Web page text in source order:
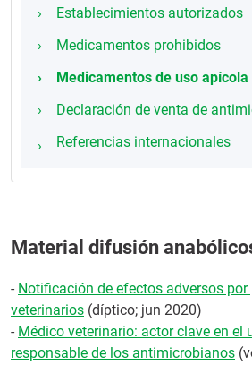
Establecimientos autorizados
Medicamentos prohibidos
Medicamentos de uso apícola
Declaración de venta de
Referencias internacionales
Material difusión
- Notificación de efectos adversos
veterinarios (díptico; jun 2020)
- Médico veterinario: actor clave en el
responsable de los antimicrobianos